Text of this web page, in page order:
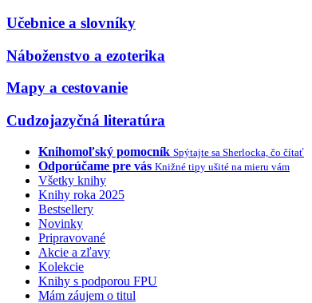
Učebnice a slovníky
Náboženstvo a ezoterika
Mapy a cestovanie
Cudzojazyčná literatúra
Knihomoľský pomocník Spýtajte sa Sherlocka, čo čítať
Odporúčame pre vás Knižné tipy ušité na mieru vám
Všetky knihy
Knihy roka 2025
Bestsellery
Novinky
Pripravované
Akcie a zľavy
Kolekcie
Knihy s podporou FPU
Mám záujem o titul